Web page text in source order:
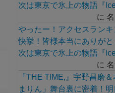
次は東京で氷上の物語『
に
やったー！アクセスラン
快挙！皆様本当にありがと
次は東京で氷上の物語『
に
『THE TIME,』宇野昌磨
まりん」舞台裏に密着！